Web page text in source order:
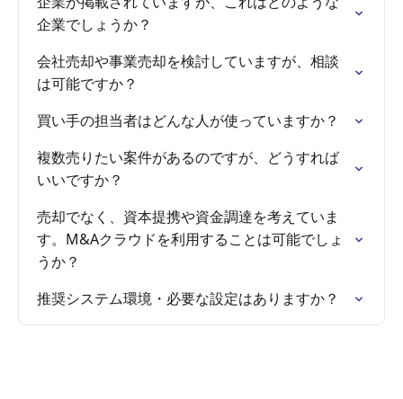
企業でしょうか？
会社売却や事業売却を検討していますが、相談
は可能ですか？
買い手の担当者はどんな人が使っていますか？
複数売りたい案件があるのですが、どうすれば
いいですか？
売却でなく、資本提携や資金調達を考えていま
す。M&Aクラウドを利用することは可能でしょ
うか？
推奨システム環境・必要な設定はありますか？